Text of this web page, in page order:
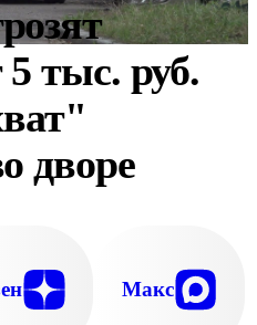
тыс. руб.
дворе
Макс